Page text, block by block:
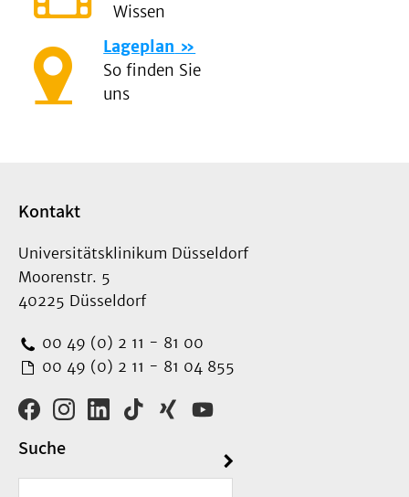
Wissen
Lageplan
So finden Sie
uns
Kontakt
Universitätsklinikum Düsseldorf
Moorenstr. 5
40225 Düsseldorf
00 49 (0) 2 11 - 81 00
00 49 (0) 2 11 - 81 04 855
Suche